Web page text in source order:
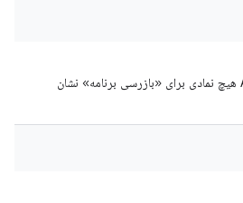
Android Studio Canary هیچ نمادی برای «بازرسی برنامه» نشان